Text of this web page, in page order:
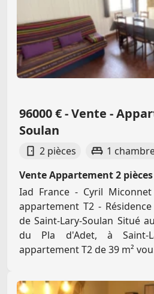
96000 € - Vente -
Soulan
2 pièces 1
Vente Appartement 2 pièces
Iad France - Cyril
appartement T2 -
de Saint-Lary-Soulan Situé
du Pla d'Adet, à Saint-
appartement T2 de 39 m²